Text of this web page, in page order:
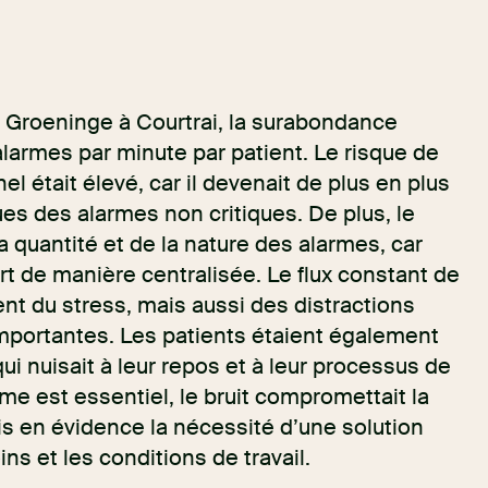
Groeninge à Courtrai, la surabondance
par minute par patient. Le risque de
était élevé, car il devenait de plus en plus
des alarmes non critiques. De plus, le
quantité et de la nature des alarmes, car
de manière centralisée. Le flux constant de
du stress, mais aussi des distractions
Les patients étaient également
nuisait à leur repos et à leur processus de
est essentiel, le bruit compromettait la
en évidence la nécessité d’une solution
et les conditions de travail.